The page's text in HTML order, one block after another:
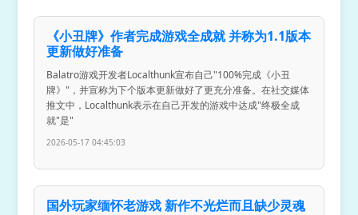
《小丑牌》作者完成游戏全成就 并称为1.1版本
更新做好准备
Balatro游戏开发者Localthunk宣布自己"100%完成《小丑
牌》"，并宣称为下个版本更新做好了更充分准备。在社交媒体
推文中，Localthunk表示在自己开发的游戏中达成"终极全成
就"是"
2026-05-17 04:45:03
国外玩家缅怀老游戏 新作不光烂而且缺少灵魂